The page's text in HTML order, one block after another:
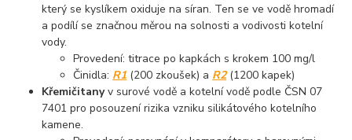
který se kyslíkem oxiduje na síran. Ten se ve vodě hromadí
a podílí se značnou měrou na solnosti a vodivosti kotelní
vody.
Provedení: titrace po kapkách s krokem 100 mg/l
Činidla: R1 (200 zkoušek) a R2 (1200 kapek)
Křemičitanyv surové vodě a kotelní vodě podle ČSN 07
7401 pro posouzení rizika vzniku silikátového kotelního
kamene.